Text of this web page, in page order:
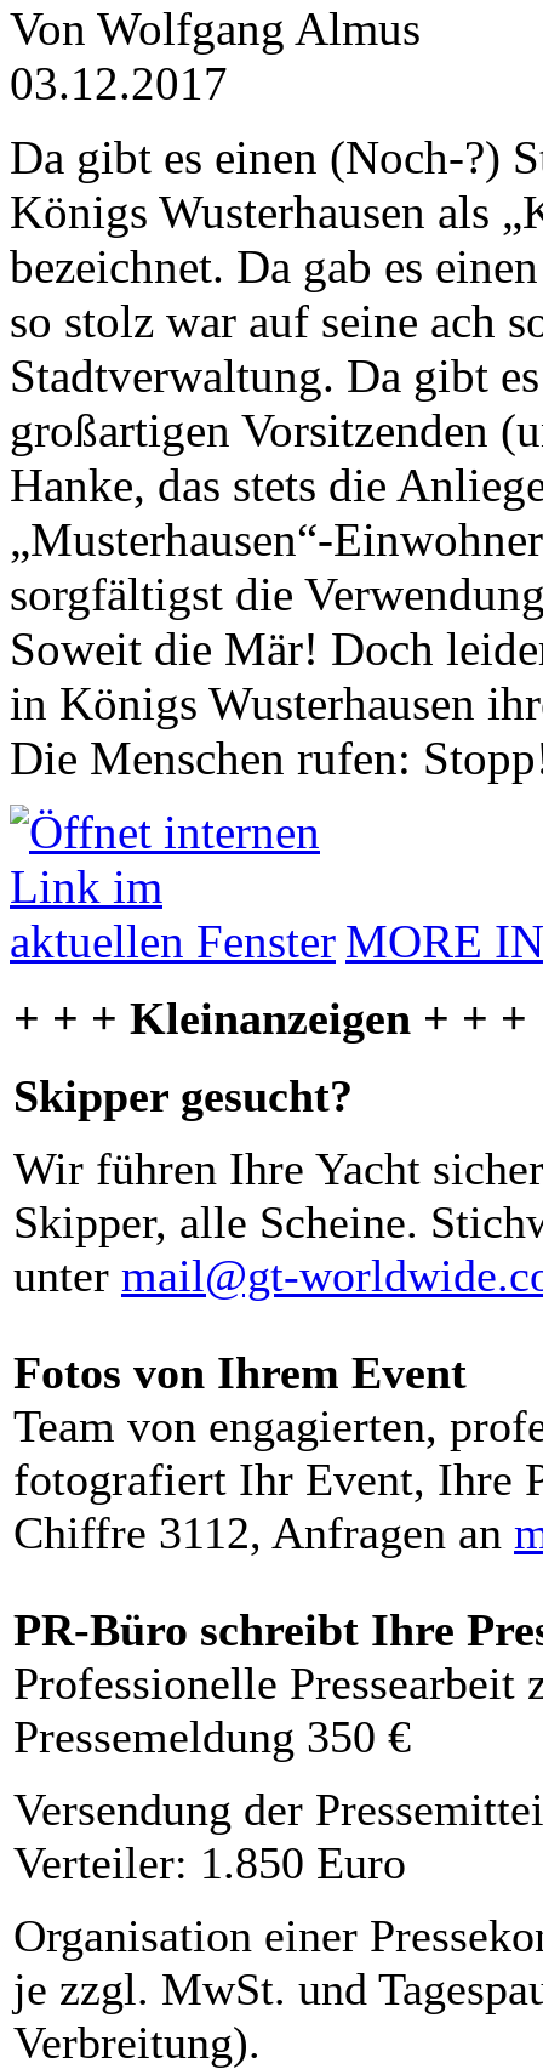
Von Wolfgang Almus
03.12.2017
Da gibt es einen (Noch-?)
Königs Wusterhausen als
bezeichnet. Da gab es
so stolz war auf seine ach
Stadtverwaltung. Da gibt
großartigen Vorsitzenden
Hanke, das stets die
„Musterhausen“-
sorgfältigst die
Soweit die Mär! Doch
in Königs Wusterhausen
Die Menschen rufen:
MORE
+ + + Kleinanzeigen + + +
Skipper gesucht?
Wir führen Ihre Yacht
Skipper, alle Scheine.
unter mail@gt-
Fotos von Ihrem Event
Team von engagierten,
fotografiert Ihr Event, Ihre
Chiffre 3112, Anfragen an
PR-Büro schreibt Ihre
Professionelle Pressearbeit
Pressemeldung 350 €
Versendung der
Verteiler: 1.850 Euro
Organisation einer
je zzgl. MwSt. und
Verbreitung).